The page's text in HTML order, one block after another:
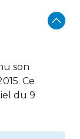
son
Ce
du 9